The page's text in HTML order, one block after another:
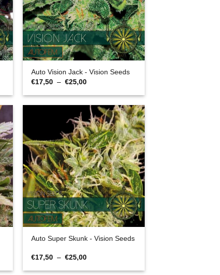
Auto Vision Jack - Vision Seeds
€17,50 – €25,00Plage
prix :
à
€25,00
Auto Super Skunk - Vision Seeds
€17,50 – €25,00Plage
prix :